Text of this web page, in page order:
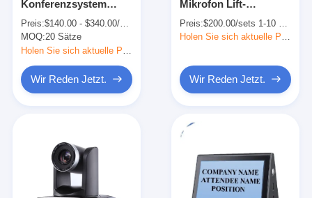
Konferenzsystem
Leistungsverstärker
OEM
Preis:$140.00 - $340.00/sets
MOQ:20 Sätze
Wir Reden Jetzt.
Mikrofon Lift-
zertifiziert
Preis:$200.00/sets 1-10 sets
Holen Sie sich aktuelle Preis
Wir Reden Jetzt.